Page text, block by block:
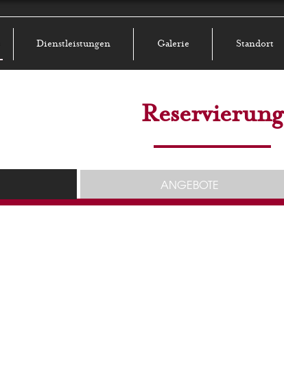
Dienstleistungen Galerie Standort
Reservierung
ANGEBOTE